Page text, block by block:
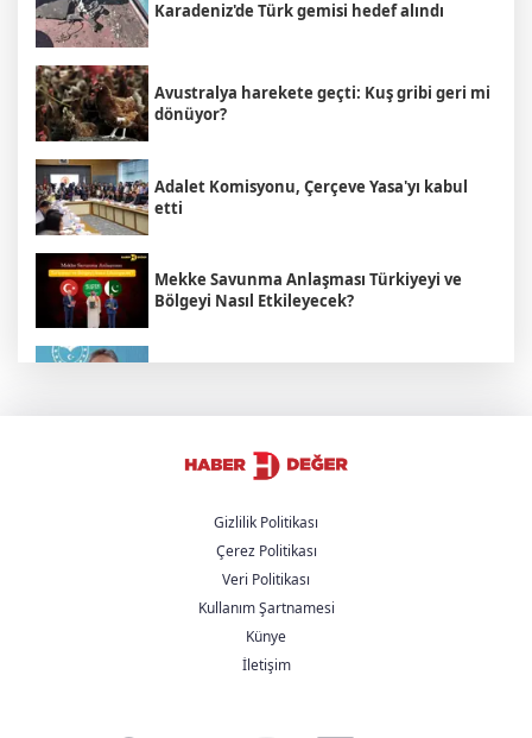
Karadeniz'de Türk gemisi hedef alındı
Avustralya harekete geçti: Kuş gribi geri mi
dönüyor?
Adalet Komisyonu, Çerçeve Yasa'yı kabul
etti
Mekke Savunma Anlaşması Türkiyeyi ve
Bölgeyi Nasıl Etkileyecek?
İsrail’in İstihbarat Piramidi: Sızmadan
Suikaste, Hedefi İçeriden Çökertmek
TBMM "Okul saldırıları" raporu açıklandı:
Okullarda güvenlik seferberliği
İran Cumhurbaşkanı Pezeşkiyan: "Neden
sürekli 'savaşalım' demek zorundayız?"
Gizlilik Politikası
Çerez Politikası
Veri Politikası
Kullanım Şartnamesi
Künye
İletişim